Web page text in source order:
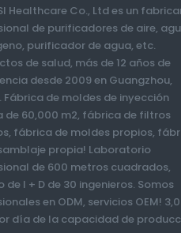
Healthcare Co., Ltd es un
de purificadores de aire,
purificador de agua, etc.
de salud, más de 12 años de
desde 2009 en Guangzhou,
Fábrica de moldes de inyección
de 60,000 m2, fábrica de filtros
fábrica de moldes propios,
propia! Laboratorio
de 600 metros cuadrados,
de I + D de 30 ingenieros. Somos
en ODM, servicios OEM!
día de la capacidad de